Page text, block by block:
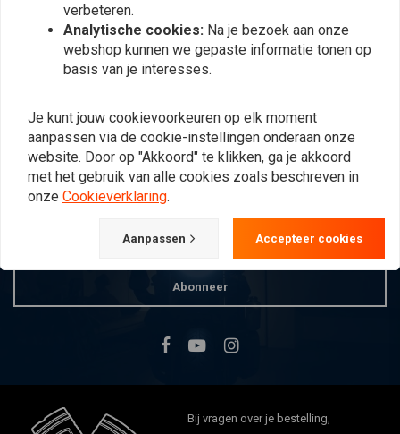
€275,16
Op de hoogte blijven?
Abonneer
Bij vragen over je bestelling,
verbeteren.
Analytische cookies: Na je bezoek aan onze
webshop kunnen we gepaste informatie tonen op
basis van je interesses.
Je kunt jouw cookievoorkeuren op elk moment
aanpassen via de cookie-instellingen onderaan onze
website. Door op "Akkoord" te klikken, ga je akkoord
met het gebruik van alle cookies zoals beschreven in
onze Cookieverklaring.
Aanpassen Accepteer cookies